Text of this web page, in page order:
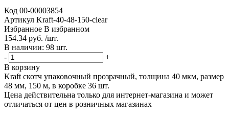
Код 00-00003854
Артикул Kraft-40-48-150-clear
Избранное В избранном
154.34 руб. /шт.
В наличии: 98 шт.
-
+
В корзину
Kraft cкотч упаковочный прозрачный, толщина 40 мкм, размер
48 мм, 150 м, в коробке 36 шт.
Цена действительна только для интернет-магазина и может
отличаться от цен в розничных магазинах